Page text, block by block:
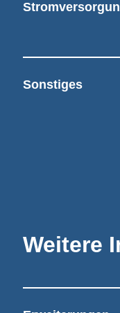
Sonstiges
Weitere